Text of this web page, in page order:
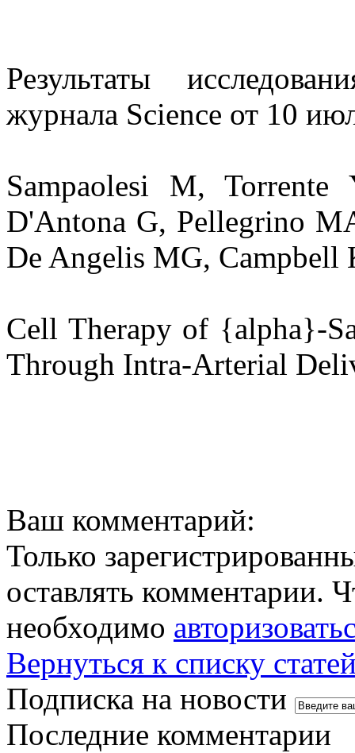
Результаты
журнала Science от 10
Sampaolesi M,
D'Antona G, Pellegrino
De Angelis MG, Campbell
Cell Therapy of {alpha}-
Through Intra-Arterial
Ваш комментарий:
Только
оставлять комментарии.
необходимо
Вернуться к списку
Подписка на новости
Последние комментарии